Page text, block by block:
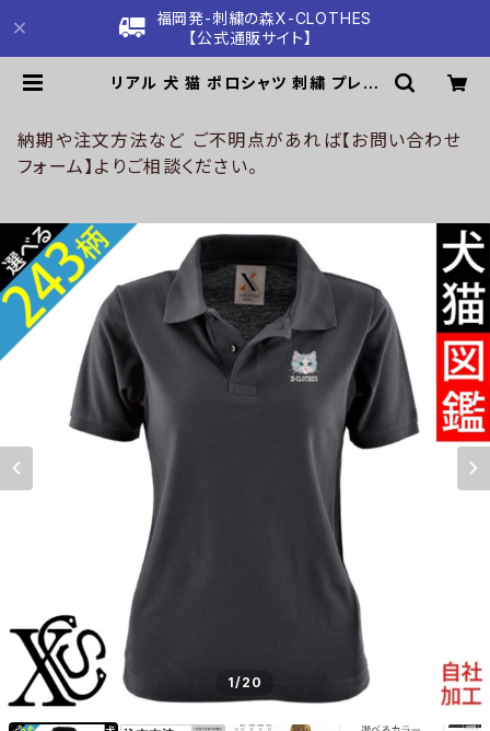
福岡発-刺繍の森X-CLOTHES
【公式通販サイト】
リアル 犬 猫 ポロシャツ 刺繍 プレゼ
汗速乾 黒 紺 母の日 グッズ 柄 柴犬
チワワ シーズー シュナウザー パグ フ
レンチブルドッグ X-CLOTHES 猫図
イト】
納期や注文方法など ご不明点があれば【お問い合わせ
フォーム】よりご相談ください。
1/20